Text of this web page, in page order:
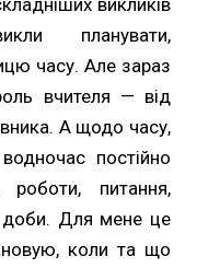
викликів
планувати,
часу. Але зараз
вчителя — від
А щодо часу,
постійно
питання,
доби. Для мене це
коли та що